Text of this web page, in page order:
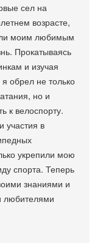
сел на
возрасте,
моим любимым
Прокатываясь
и изучая
обрел не только
но и
к велоспорту.
участия в
укрепили мою
спорта. Теперь
знаниями и
любителями